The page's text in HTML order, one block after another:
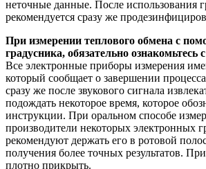
неточные данные. После использования
рекомендуется сразу же
При измерении теплового обмена с
градусника, обязательно ознакомьтесь
Все электронные приборы измерения
который сообщает о завершении
сразу же после звукового сигнала
подождать некоторое время, которое
инструкции. При оральном способе
производители некоторых электронных
рекомендуют держать его в ротовой
получения более точных результатов.
плотно прикрыть.